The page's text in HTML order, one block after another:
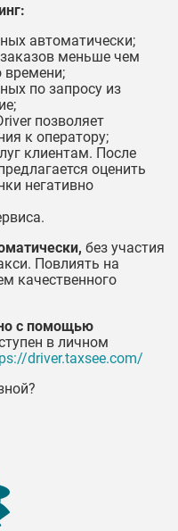
автоматически;
меньше чем
времени;
по запросу из
позволяет
к оператору;
клиентам. После
оценить
негативно
без участия
Повлиять на
качественного
с помощью
в личном
driver.taxsee.com/